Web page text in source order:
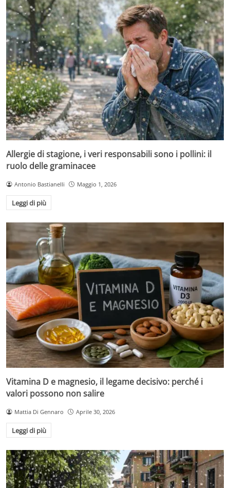
Allergie di stagione, i veri responsabili sono i pollini: il
ruolo delle graminacee
Antonio Bastianelli Maggio 1, 2026
Leggi di più
Vitamina D e magnesio, il legame decisivo: perché i
valori possono non salire
Mattia Di Gennaro Aprile 30, 2026
Leggi di più